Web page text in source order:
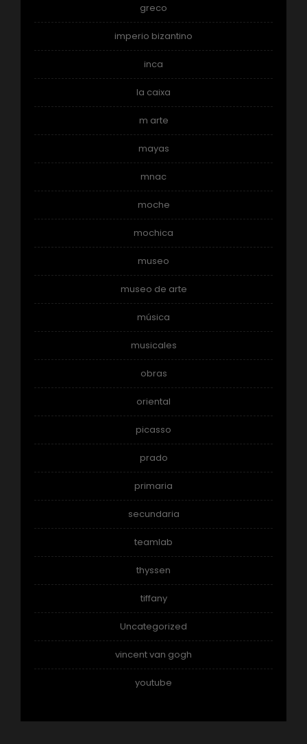
greco
imperio bizantino
inca
la caixa
m arte
mayas
mnac
moche
mochica
museo
museo de arte
música
musicales
obras
oriental
picasso
prado
primaria
secundaria
teamlab
thyssen
tiffany
Uncategorized
vincent van gogh
youtube